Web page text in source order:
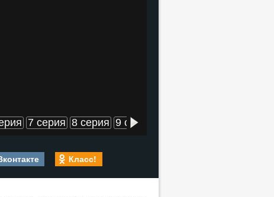
7 серия 8 серия 9 серия
Класс!